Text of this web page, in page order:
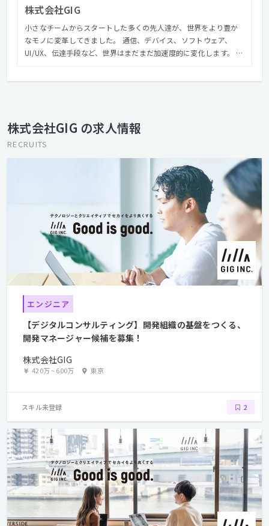
株式会社GIG
小さなチームからスタートした多くの先人達が、世界をより豊か
なモノに変革してきました。 通信、デバイス、ソフトウェア、
UI/UX、伝達手段など、世界はまだまだ加速度的に変化します。 私
株式会社GIG の求人情報
RECRUITS
エンジニア
【デジタルコンサルティング】開発組織の基盤をつくる、
開発マネージャー候補を募集！
株式会社GIG
420万~600万 東京
スキル未登録 2